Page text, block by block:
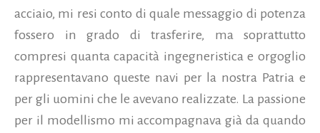
acciaio, mi resi conto di quale messaggio di potenza
fossero in grado di trasferire, ma soprattutto
compresi quanta capacità ingegneristica e orgoglio
rappresentavano queste navi per la nostra Patria e
per gli uomini che le avevano realizzate. La passione
per il modellismo mi accompagnava già da quando